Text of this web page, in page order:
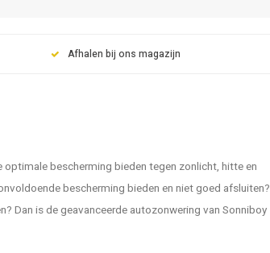
Afhalen bij ons magazijn
optimale bescherming bieden tegen zonlicht, hitte en
bescherming bieden en niet goed afsluiten?
Dan is de geavanceerde autozonwering van Sonniboy